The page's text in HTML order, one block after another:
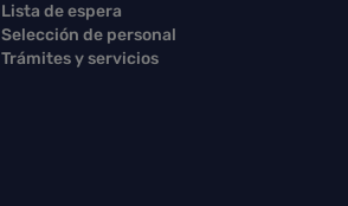
Lista de espera
Selección de personal
Trámites y servicios